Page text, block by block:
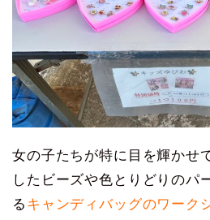
女の子たちが特に目を輝かせ
したビーズや色とりどりのパ
る キャンディバッグのワーク